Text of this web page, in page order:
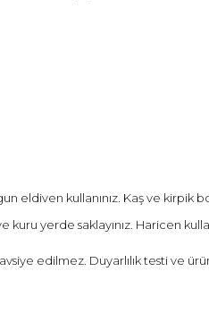
eldiven kullanınız. Kaş ve kirpik
yerde saklayınız. Haricen
edilmez. Duyarlılık testi ve